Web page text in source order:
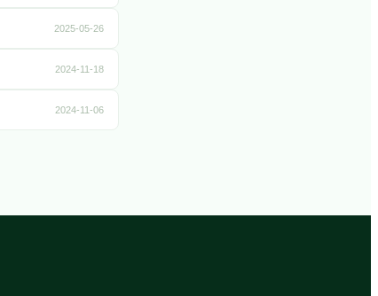
2025-05-26
2024-11-18
2024-11-06